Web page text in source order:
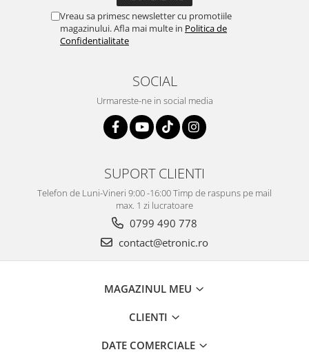
Vreau sa primesc newsletter cu promotiile
magazinului. Afla mai multe in Politica de
Confidentialitate
SOCIAL
Urmareste-ne in social media
SUPORT CLIENTI
Telefon de Luni-Vineri 9:00 -16:00 Timp de raspuns pe mail
max. 1 zi lucratoare
0799 490 778
contact@etronic.ro
MAGAZINUL MEU
CLIENTI
DATE COMERCIALE